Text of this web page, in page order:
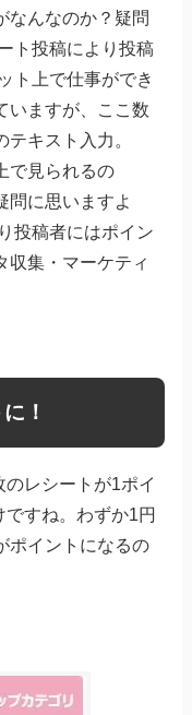
なんなのか？疑問
ト投稿により投稿
ト上で仕事ができ
いますが、ここ数
キスト入力。
で見られるの
問に思いますよ
投稿者にはポイン
収集・マーケティ
！
レシートが1ポイ
すね。わずか1円
ポイントになるの